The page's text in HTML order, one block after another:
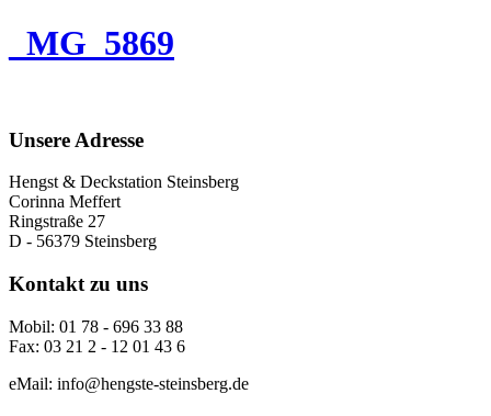
_MG_5869
Unsere Adresse
Hengst & Deckstation Steinsberg
Corinna Meffert
Ringstraße 27
D - 56379 Steinsberg
Kontakt zu uns
Mobil: 01 78 - 696 33 88
Fax: 03 21 2 - 12 01 43 6
eMail: info@hengste-steinsberg.de